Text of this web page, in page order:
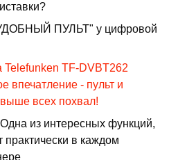
ПУЛЬТ" у цифровой
Telefunken TF-DVBT262
впечатление - пульт и
всех похвал!
из интересных функций,
практически в каждом